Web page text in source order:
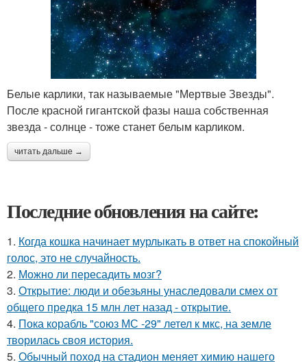
Белые карлики, так называемые "Мертвые Звезды".
После красной гигантской фазы наша собственная
звезда - солнце - тоже станет белым карликом.
читать дальше →
Последние обновления на сайте:
1. Когда кошка начинает мурлыкать в ответ на спокойный
голос, это не случайность.
2. Можно ли пересадить мозг?
3. Открытие: люди и обезьяны унаследовали смех от
общего предка 15 млн лет назад - открытие.
4. Пока корабль "союз МС -29" летел к мкс, на земле
творилась своя история.
5. Обычный поход на стадион меняет химию нашего